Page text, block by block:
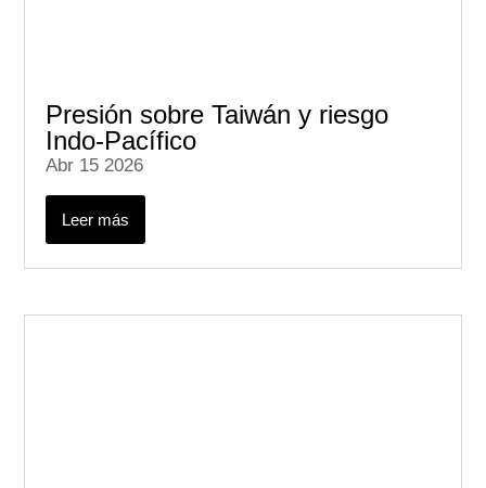
Presión sobre Taiwán y riesgo
Indo-Pacífico
Abr 15 2026
Leer más